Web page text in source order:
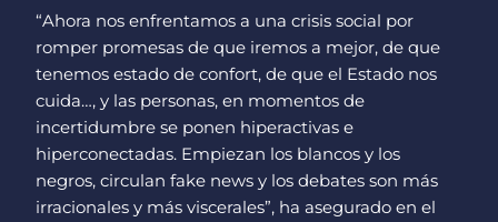
“Ahora nos enfrentamos a una crisis social por
romper promesas de que iremos a mejor, de que
tenemos estado de confort, de que el Estado nos
cuida…, y las personas, en momentos de
incertidumbre se ponen hiperactivas e
hiperconectadas. Empiezan los blancos y los
negros, circulan fake news y los debates son más
irracionales y más viscerales”, ha asegurado en el